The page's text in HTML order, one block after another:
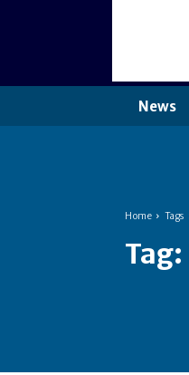
News
Home Tags
Tag: